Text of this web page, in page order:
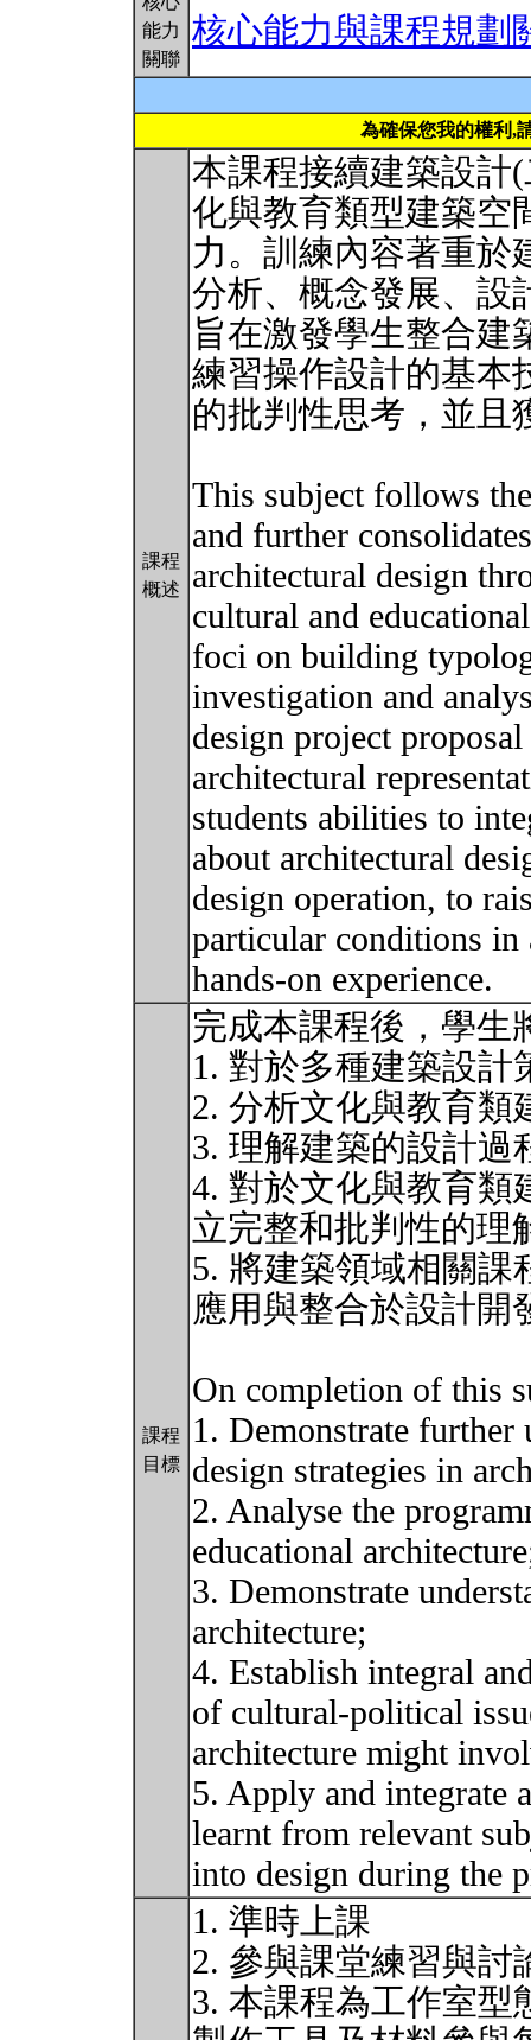
能力
關聯
核心能力與課程規劃
為確保您我的權利,
課程
概述
本課程接續建築設計
化與教育類型建築空
力。訓練內容著重於
分析、概念發展、設
旨在激發學生整合建
練習操作設計的基本
的批判性思考，並且
This subject follows
and further
architectural design
cultural and
foci on building
investigation and
design project
architectural
students abilities to
about architectural
design operation, to
particular conditions
hands-on experience.
課程
目標
完成本課程後，學生
1. 對於多種建築設計
2. 分析文化與教育類
3. 理解建築的設計過
4. 對於文化與教育類
立完整和批判性的理
5. 將建築領域相關課
應用與整合於設計開
On completion of this
1. Demonstrate
design strategies in
2. Analyse the
educational
3. Demonstrate
architecture;
4. Establish integral
of cultural-political
architecture might
5. Apply and integrate
learnt from relevant
into design during the
1. 準時上課
2. 參與課堂練習與討
3. 本課程為工作室型